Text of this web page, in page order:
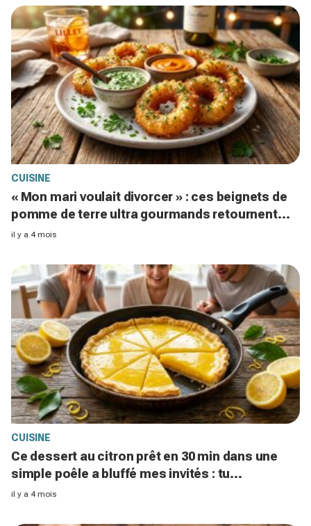
CUISINE
« Mon mari voulait divorcer » : ces beignets de
pomme de terre ultra gourmands retournent
l’apéro
il y a 4 mois
CUISINE
Ce dessert au citron prêt en 30 min dans une
simple poêle a bluffé mes invités : tu
n'allumeras plus jamais ton four
il y a 4 mois